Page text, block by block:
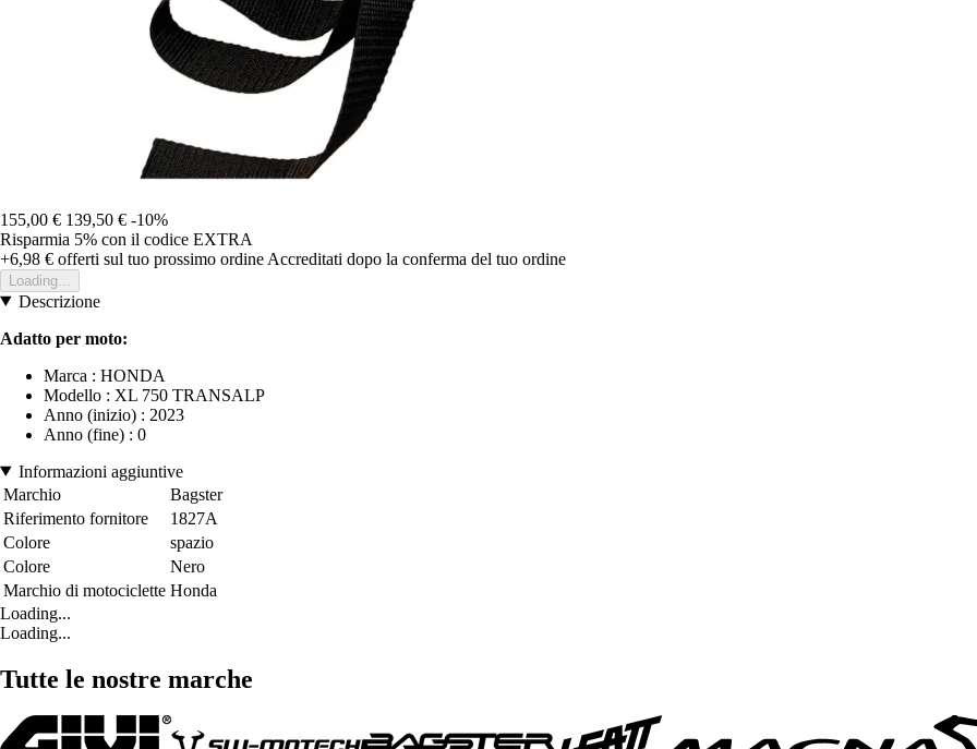
155,00 € 139,50 € -10%
Risparmia 5% con il codice EXTRA
+6,98 € offerti sul tuo prossimo ordine Accreditati dopo la conferma del tuo ordine
Loading...
Descrizione
Adatto per moto:
Marca : HONDA
Modello : XL 750 TRANSALP
Anno (inizio) : 2023
Anno (fine) : 0
Informazioni aggiuntive
Marchio
Bagster
Riferimento fornitore
1827A
Colore
spazio
Colore
Nero
Marchio di motociclette Honda
Loading...
Loading...
Tutte le nostre marche